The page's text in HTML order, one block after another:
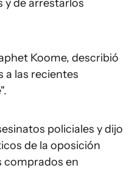
y de arrestarlos
Koome, describió
a las recientes
policiales y dijo
de la oposición
comprados en